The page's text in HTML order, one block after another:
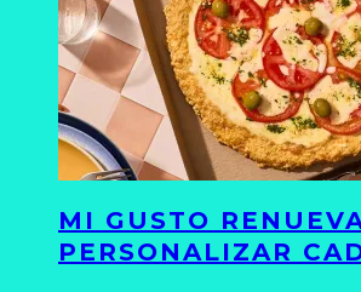
MI GUSTO
PERSONALIZAR